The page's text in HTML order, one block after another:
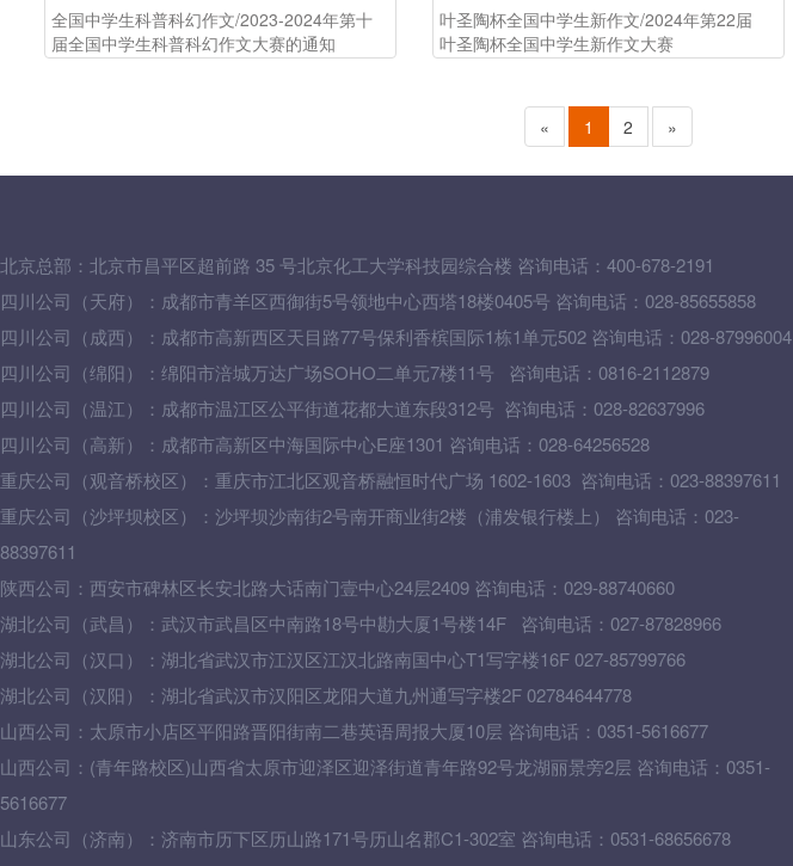
全国中学生科普科幻作文/2023-2024年第十
届全国中学生科普科幻作文大赛的通知
叶圣陶杯全国中学生新作文/2024年第22届
叶圣陶杯全国中学生新作文大赛
« 1 2 »
北京总部： 北京市昌平区超前路 35 号北京化工大学科技园综合楼 咨询电话：400-678-2191
四川公司（天府）：成都市青羊区西御街5号领地中心西塔18楼0405号 咨询电话：028-85655858
四川公司（成西）：成都市高新西区天目路77号保利香槟国际1栋1单元502 咨询电话：028-87996004
四川公司（绵阳）：绵阳市涪城万达广场SOHO二单元7楼11号 咨询电话：0816-2112879
四川公司（温江）：成都市温江区公平街道花都大道东段312号 咨询电话：028-82637996
四川公司（高新）：成都市高新区中海国际中心E座1301 咨询电话：028-64256528
重庆公司（观音桥校区）：重庆市江北区观音桥融恒时代广场 1602-1603 咨询电话：023-88397611
重庆公司（沙坪坝校区）：沙坪坝沙南街2号南开商业街2楼（浦发银行楼上） 咨询电话：023-
88397611
陕西公司：西安市碑林区长安北路大话南门壹中心24层2409 咨询电话：029-88740660
湖北公司 （武昌）： 武汉市武昌区中南路18号中勘大厦1号楼14F 咨询电话：027-87828966
湖北公司 （汉口）
：湖北省武汉市江汉区江汉北路南国中心T1写字楼16F 027-85799766
湖北公司（汉阳）：湖北省武汉市汉阳区龙阳大道九州通写字楼2F 02784644778
山西公司：太原市小店区平阳路晋阳街南二巷英语周报大厦10层 咨询电话：0351-5616677
山西公司： (青年路校区)山西省太原市迎泽区迎泽街道青年路92号龙湖丽景旁2层 咨询电话：0351-
5616677
山东公司（济南）：济南市历下区历山路171号历山名郡C1-302室 咨询电话：0531-68656678